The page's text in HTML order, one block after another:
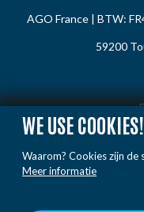
WE USE COOKIES!
Waarom? Cookies zijn
Meer informatie
AGO France | BTW:
59200